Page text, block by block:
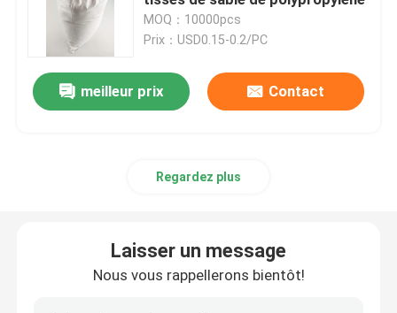
Sacs en papier de Multiwall
Sacs enormes de ciment
Sacs de empaquetage d'alimentation des animaux
MOQ：10000pcs
Prix：USD0.15-0.2/PC
meilleur prix Contact
Regardez plus
Laisser un message
Nous vous rappellerons bientôt!